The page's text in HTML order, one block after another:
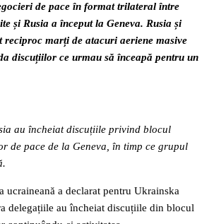
de pace în format trilateral între
și Rusia a început la Geneva. Rusia și
reciproc marți de atacuri aeriene masive
discuțiilor ce urmau să înceapă pentru un
au încheiat discuțiile privind blocul
de pace de la Geneva, în timp ce grupul
ucraineană a declarat pentru Ukrainska
delegațiile au încheiat discuțiile din blocul